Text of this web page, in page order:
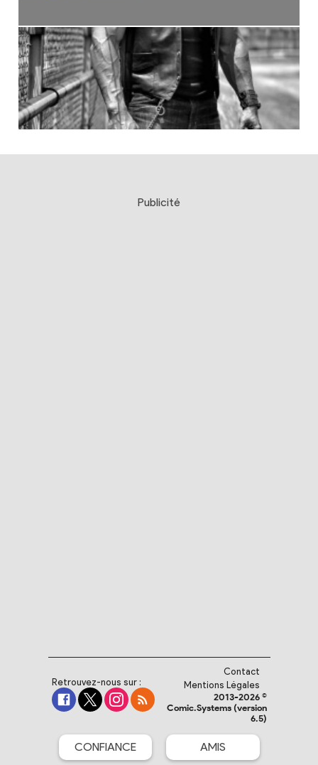
Publicité
Retrouvez-nous sur :
Contact
Mentions Légales
2013-2026 ©
Comic.Systems (version
6.5)
CONFIANCE AMIS